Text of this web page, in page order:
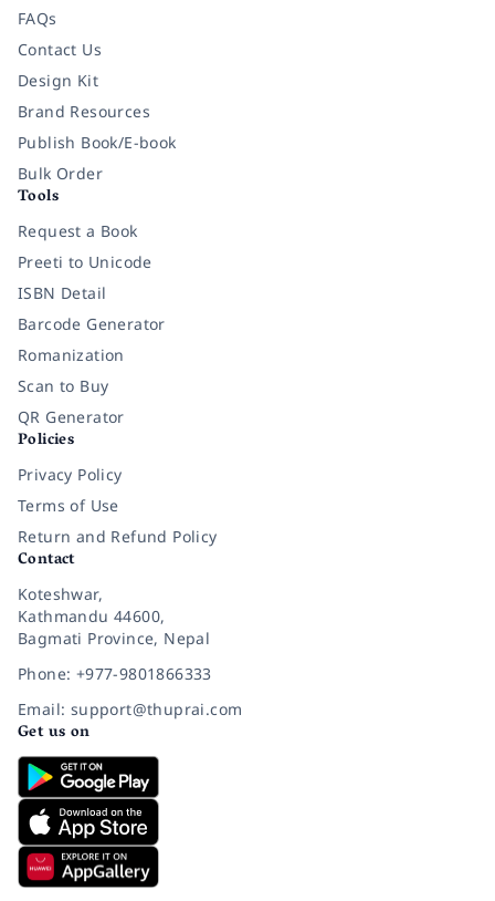
FAQs
Contact Us
Design Kit
Brand Resources
Publish Book/E-book
Bulk Order
Tools
Request a Book
Preeti to Unicode
ISBN Detail
Barcode Generator
Romanization
Scan to Buy
QR Generator
Policies
Privacy Policy
Terms of Use
Return and Refund Policy
Contact
Koteshwar,
Kathmandu 44600,
Bagmati Province, Nepal
Phone: +977-9801866333
Email: support@thuprai.com
Get us on